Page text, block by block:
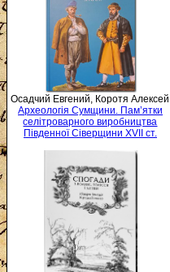
Осадчий Евгений, Коротя Алексей
Археологія Сумщини. Пам’ятки
селітроварного виробництва
Південної Сіверщини XVII ст.